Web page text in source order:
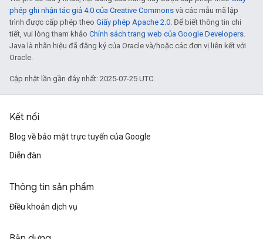
phép ghi nhận tác giả 4.0 của Creative Commons và các mẫu mã lập
trình được cấp phép theo Giấy phép Apache 2.0. Để biết thông tin chi
tiết, vui lòng tham khảo Chính sách trang web của Google Developers.
Java là nhãn hiệu đã đăng ký của Oracle và/hoặc các đơn vị liên kết với
Oracle.
Cập nhật lần gần đây nhất: 2025-07-25 UTC.
Kết nối
Blog về bảo mật trực tuyến của Google
Diễn đàn
Thông tin sản phẩm
Điều khoản dịch vụ